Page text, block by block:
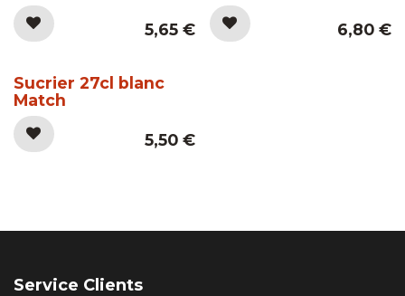
5,65€ 6,80€
Sucrier 27cl blanc
Match
5,50€
Service Clients